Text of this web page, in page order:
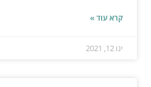
קרא עוד »
ינו 12, 2021